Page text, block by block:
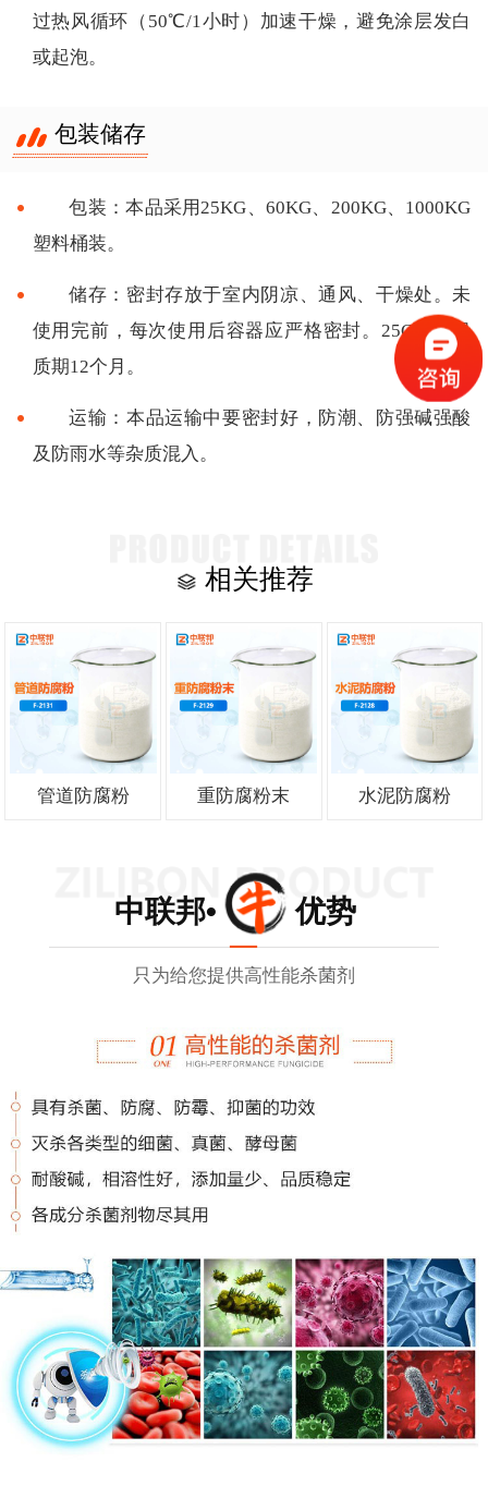
过热风循环（50℃/1小时）加速干燥，避免涂层发白
或起泡。
包装储存
包装：本品采用25KG、60KG、200KG、1000KG
塑料桶装。
储存：密封存放于室内阴凉、通风、干燥处。未
使用完前，每次使用后容器应严格密封。25C左右保
质期12个月。
运输：本品运输中要密封好，防潮、防强碱强酸
及防雨水等杂质混入。
相关推荐
管道防腐粉 重防腐粉末 水泥防腐粉
中联邦• 优势
只为给您提供高性能杀菌剂